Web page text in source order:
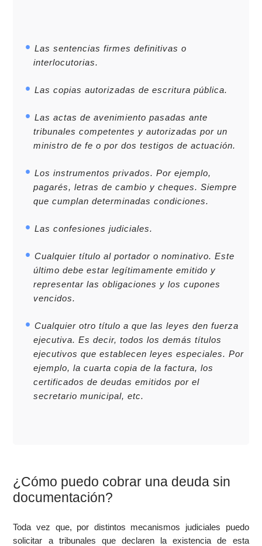
Las sentencias firmes definitivas o
interlocutorias.
Las copias autorizadas de escritura pública.
Las actas de avenimiento pasadas ante
tribunales competentes y autorizadas por un
ministro de fe o por dos testigos de actuación.
Los instrumentos privados. Por ejemplo,
pagarés, letras de cambio y cheques. Siempre
que cumplan determinadas condiciones.
Las confesiones judiciales.
Cualquier título al portador o nominativo. Este
último debe estar legítimamente emitido y
representar las obligaciones y los cupones
vencidos.
Cualquier otro título a que las leyes den fuerza
ejecutiva. Es decir, todos los demás títulos
ejecutivos que establecen leyes especiales. Por
ejemplo, la cuarta copia de la factura, los
certificados de deudas emitidos por el
secretario municipal, etc.
¿Cómo puedo cobrar una deuda sin
documentación?
Toda vez que, por distintos mecanismos judiciales puedo
solicitar a tribunales que declaren la existencia de esta